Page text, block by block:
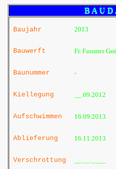
B A U D
Baujahr 2013
Bauwerft Fr. Fassmer
Baunummer -
Kiellegung __.09.2012
Aufschwimmen 16.09.2013
Ablieferung 16.11.2013
Verschrottung __.__.____